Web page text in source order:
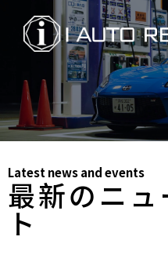
Latest news and events
最新のニ
ト